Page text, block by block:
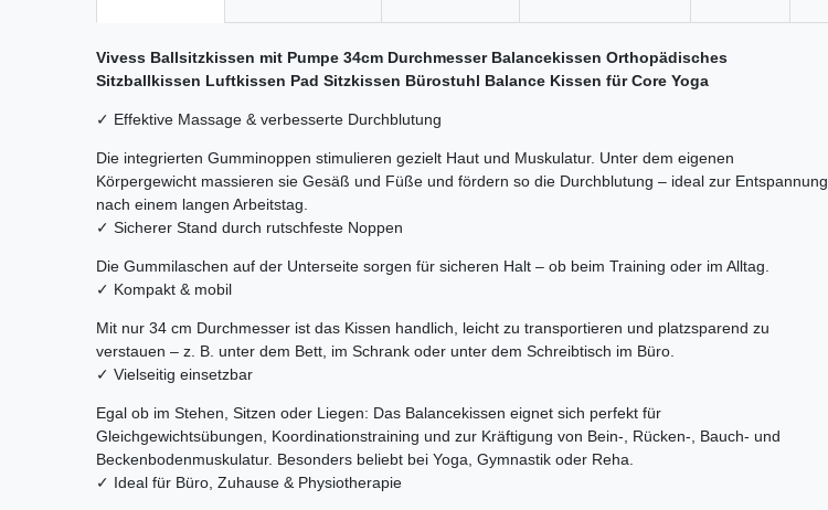
Vivess Ballsitzkissen mit Pumpe 34cm Durchmesser Balancekissen Orthopädisches
Sitzballkissen Luftkissen Pad Sitzkissen Bürostuhl Balance Kissen für Core Yoga
✓ Effektive Massage & verbesserte Durchblutung
Die integrierten Gumminoppen stimulieren gezielt Haut und Muskulatur. Unter dem eigenen
Körpergewicht massieren sie Gesäß und Füße und fördern so die Durchblutung – ideal zur Entspannung
nach einem langen Arbeitstag.
✓ Sicherer Stand durch rutschfeste Noppen
Die Gummilaschen auf der Unterseite sorgen für sicheren Halt – ob beim Training oder im Alltag.
✓ Kompakt & mobil
Mit nur 34 cm Durchmesser ist das Kissen handlich, leicht zu transportieren und platzsparend zu
verstauen – z. B. unter dem Bett, im Schrank oder unter dem Schreibtisch im Büro.
✓ Vielseitig einsetzbar
Egal ob im Stehen, Sitzen oder Liegen: Das Balancekissen eignet sich perfekt für
Gleichgewichtsübungen, Koordinationstraining und zur Kräftigung von Bein-, Rücken-, Bauch- und
Beckenbodenmuskulatur. Besonders beliebt bei Yoga, Gymnastik oder Reha.
✓ Ideal für Büro, Zuhause & Physiotherapie